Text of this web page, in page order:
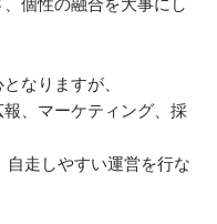
なりますが、
、マーケティング、採
自走しやすい運営を行な